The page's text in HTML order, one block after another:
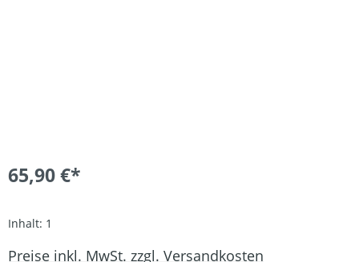
65,90 €*
Inhalt: 1
Preise inkl. MwSt. zzgl. Versandkosten